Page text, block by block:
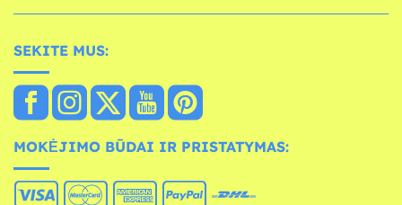
SEKITE MUS:
MOKĖJIMO BŪDAI IR PRISTATYMAS: